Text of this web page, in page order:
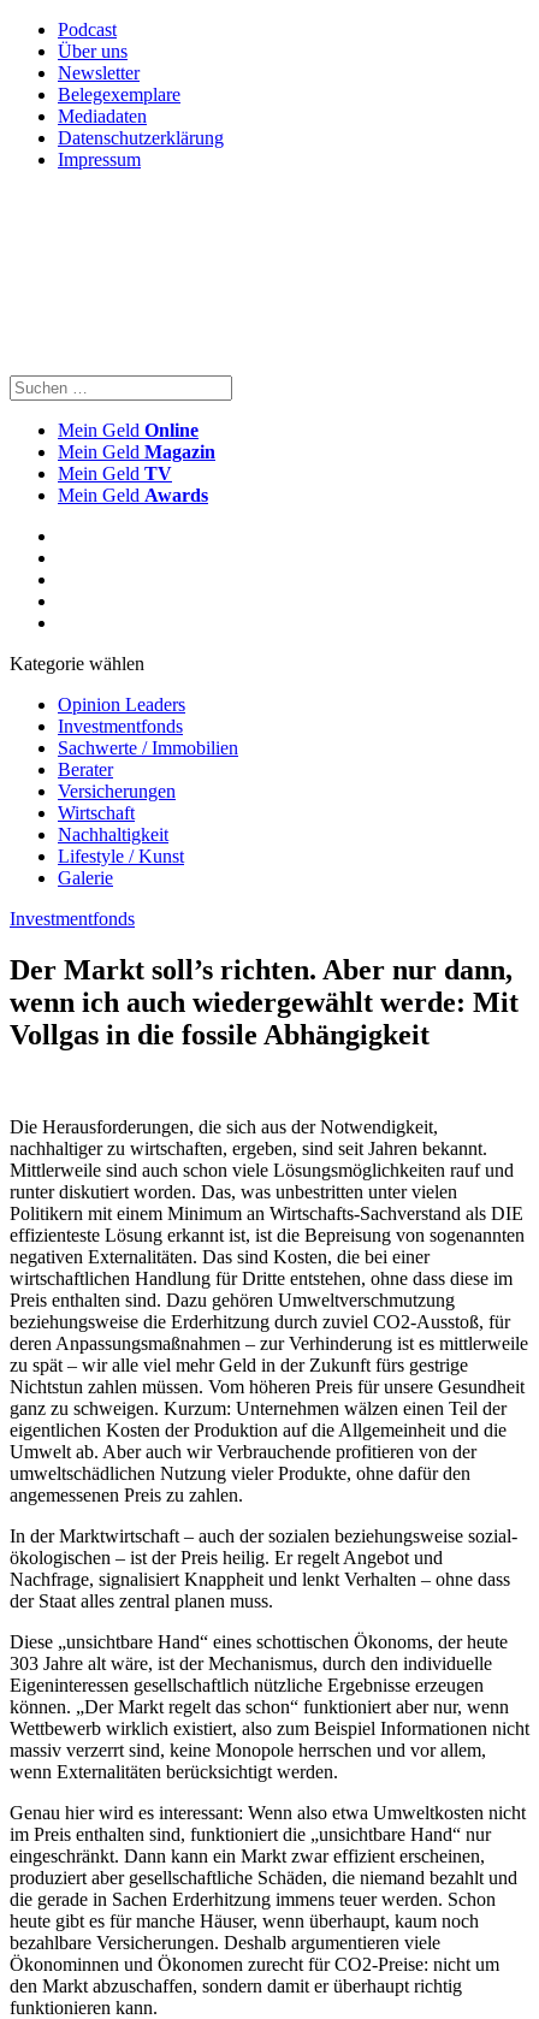
Podcast
Über uns
Newsletter
Belegexemplare
Mediadaten
Datenschutzerklärung
Impressum
Mein Geld Online
Mein Geld Magazin
Mein Geld TV
Mein Geld Awards
Kategorie wählen
Opinion Leaders
Investmentfonds
Sachwerte / Immobilien
Berater
Versicherungen
Wirtschaft
Nachhaltigkeit
Lifestyle / Kunst
Galerie
Investmentfonds
Der Markt soll’s richten. Aber nur dann,
wenn ich auch wiedergewählt werde: Mit
Vollgas in die fossile Abhängigkeit
Die Herausforderungen, die sich aus der Notwendigkeit,
nachhaltiger zu wirtschaften, ergeben, sind seit Jahren bekannt.
Mittlerweile sind auch schon viele Lösungsmöglichkeiten rauf und
runter diskutiert worden. Das, was unbestritten unter vielen
Politikern mit einem Minimum an Wirtschafts-Sachverstand als DIE
effizienteste Lösung erkannt ist, ist die Bepreisung von sogenannten
negativen Externalitäten. Das sind Kosten, die bei einer
wirtschaftlichen Handlung für Dritte entstehen, ohne dass diese im
Preis enthalten sind. Dazu gehören Umweltverschmutzung
beziehungsweise die Erderhitzung durch zuviel CO2-Ausstoß, für
deren Anpassungsmaßnahmen – zur Verhinderung ist es mittlerweile
zu spät – wir alle viel mehr Geld in der Zukunft fürs gestrige
Nichtstun zahlen müssen. Vom höheren Preis für unsere Gesundheit
ganz zu schweigen. Kurzum: Unternehmen wälzen einen Teil der
eigentlichen Kosten der Produktion auf die Allgemeinheit und die
Umwelt ab. Aber auch wir Verbrauchende profitieren von der
umweltschädlichen Nutzung vieler Produkte, ohne dafür den
angemessenen Preis zu zahlen.
In der Marktwirtschaft – auch der sozialen beziehungsweise sozial-
ökologischen – ist der Preis heilig. Er regelt Angebot und
Nachfrage, signalisiert Knappheit und lenkt Verhalten – ohne dass
der Staat alles zentral planen muss.
Diese „unsichtbare Hand“ eines schottischen Ökonoms, der heute
303 Jahre alt wäre, ist der Mechanismus, durch den individuelle
Eigeninteressen gesellschaftlich nützliche Ergebnisse erzeugen
können. „Der Markt regelt das schon“ funktioniert aber nur, wenn
Wettbewerb wirklich existiert, also zum Beispiel Informationen nicht
massiv verzerrt sind, keine Monopole herrschen und vor allem,
wenn Externalitäten berücksichtigt werden.
Genau hier wird es interessant: Wenn also etwa Umweltkosten nicht
im Preis enthalten sind, funktioniert die „unsichtbare Hand“ nur
eingeschränkt. Dann kann ein Markt zwar effizient erscheinen,
produziert aber gesellschaftliche Schäden, die niemand bezahlt und
die gerade in Sachen Erderhitzung immens teuer werden. Schon
heute gibt es für manche Häuser, wenn überhaupt, kaum noch
bezahlbare Versicherungen. Deshalb argumentieren viele
Ökonominnen und Ökonomen zurecht für CO2-Preise: nicht um
den Markt abzuschaffen, sondern damit er überhaupt richtig
funktionieren kann.